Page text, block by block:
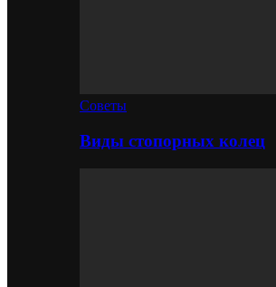
Советы
Виды стопорных колец